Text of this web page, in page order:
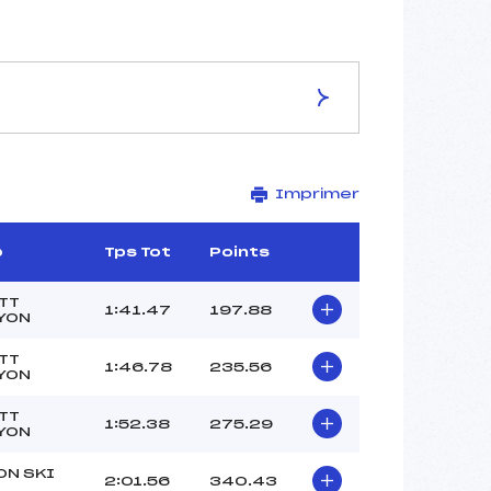
STADE E. ALLAIS
1990
2520/03/10
12H45
PUY ENZO (SA)
Imprimer
Tps Tot Points
1:41.47 197.88
1:46.78 235.56
1:52.38 275.29
SKI
2:01.56 340.43